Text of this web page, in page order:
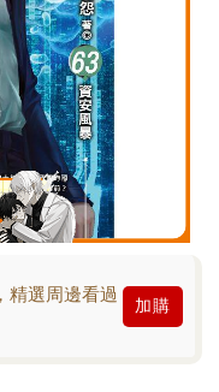
精選周邊看過
加購